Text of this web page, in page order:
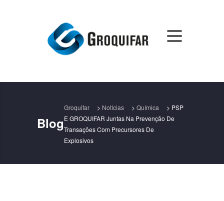
Blog
Groquifar > Notícias > Química > PSP
E GROQUIFAR Juntas Na Prevenção De
Transações Com Precursores De
Explosivos